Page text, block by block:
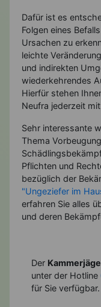
Dafür ist es
Folgen eines
Ursachen zu
leichte
und indirekten
wiederkehrendes
Hierfür stehen
Neufra jederzeit
Sehr interessante
Thema
Pflichten und
bezüglich der
"Ungeziefer im
erfahren Sie alles
und deren
Der
unter der Hotline
für Sie verfügbar.